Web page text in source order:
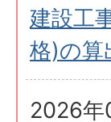
建設工
格)の算
2026年